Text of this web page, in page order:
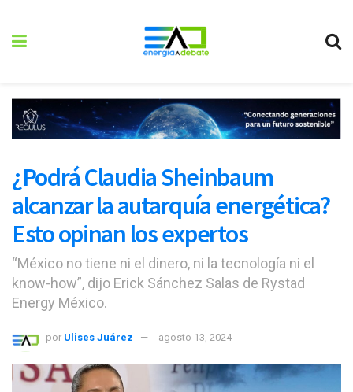
¿Podrá Claudia Sheinbaum
alcanzar la autarquía energética?
Esto opinan los expertos
“México no tiene ni el dinero, ni la tecnología ni el
know-how”, dijo Erick Sánchez Salas de Rystad
Energy México.
por Ulises Juárez agosto 13, 2024